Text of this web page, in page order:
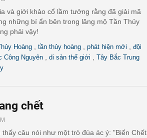
và giới khảo cổ lầm tưởng rằng đã giải mã
những bí ẩn bên trong lăng mộ Tần Thủy
phải vậy!
Hoàng tần thủy hoàng phát hiện mới
đội
Công Nguyên di sản thế giới
Tây Bắc Trung
chết
câu nói như một trò đùa ác ý: "Biển Chết